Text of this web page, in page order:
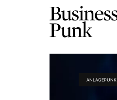
ANLAGEPUNK